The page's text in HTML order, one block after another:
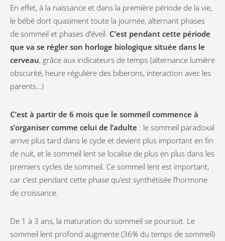
En effet, à la naissance et dans la première période de la vie,
le bébé dort quasiment toute la journée, alternant phases
de sommeil et phases d’éveil. C’est pendant cette période
que va se régler son horloge biologique située dans le
cerveau, grâce aux indicateurs de temps (alternance lumière
obscurité, heure régulière des biberons, interaction avec les
parents…)
C’est à partir de 6 mois que le sommeil commence à
s’organiser comme celui de l’adulte : le sommeil paradoxal
arrive plus tard dans le cycle et devient plus important en fin
de nuit, et le sommeil lent se localise de plus en plus dans les
premiers cycles de sommeil. Ce sommeil lent est important,
car c’est pendant cette phase qu’est synthétisée l’hormone
de croissance.
De 1 à 3 ans, la maturation du sommeil se poursuit. Le
sommeil lent profond augmente (36% du temps de sommeil)